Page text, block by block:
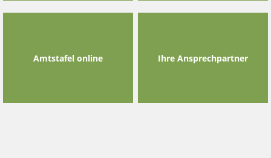
Amtstafel online Ihre Ansprechpartner